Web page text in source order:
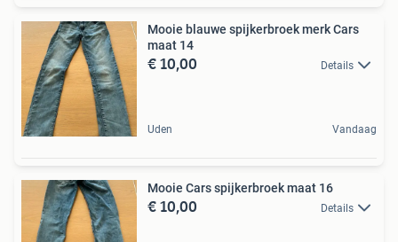
Mooie blauwe spijkerbroek merk Cars
maat 14
€ 10,00 Details
Uden Vandaag
Mooie Cars spijkerbroek maat 16
€ 10,00 Details